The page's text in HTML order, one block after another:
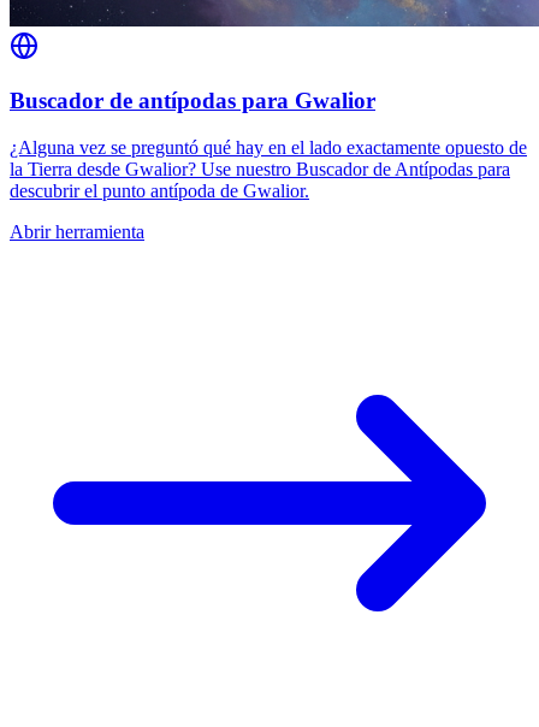
Buscador de antípodas para Gwalior
¿Alguna vez se preguntó qué hay en el lado exactamente opuesto de
la Tierra desde Gwalior? Use nuestro Buscador de Antípodas para
descubrir el punto antípoda de Gwalior.
Abrir herramienta